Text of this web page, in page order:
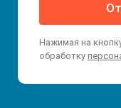
Нажимая на
обработку